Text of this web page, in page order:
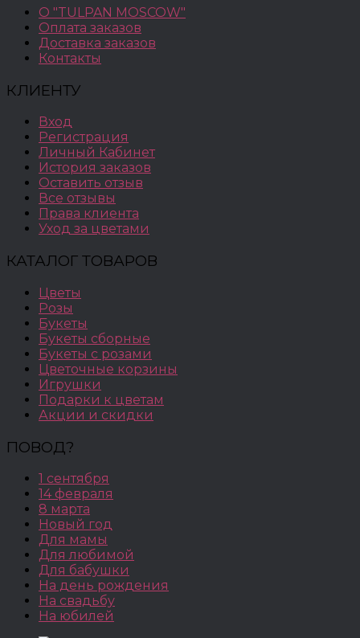
О "TULPAN MOSCOW"
Оплата заказов
Доставка заказов
Контакты
КЛИЕНТУ
Вход
Регистрация
Личный Кабинет
История заказов
Оставить отзыв
Все отзывы
Права клиента
Уход за цветами
КАТАЛОГ ТОВАРОВ
Цветы
Розы
Букеты
Букеты сборные
Букеты с розами
Цветочные корзины
Игрушки
Подарки к цветам
Акции и скидки
ПОВОД?
1 сентября
14 февраля
8 марта
Новый год
Для мамы
Для любимой
Для бабушки
На день рождения
На свадьбу
На юбилей